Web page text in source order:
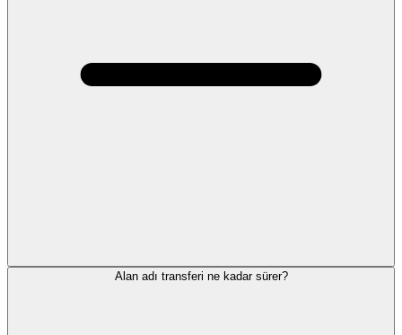
Alan adı transferi ne kadar sürer?